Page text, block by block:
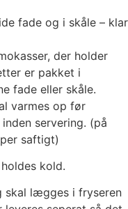
fade og i skåle – klar
der holder
er pakket i
fade eller skåle.
varmes op før
servering. (på
saftigt)
kold.
skal lægges i fryseren